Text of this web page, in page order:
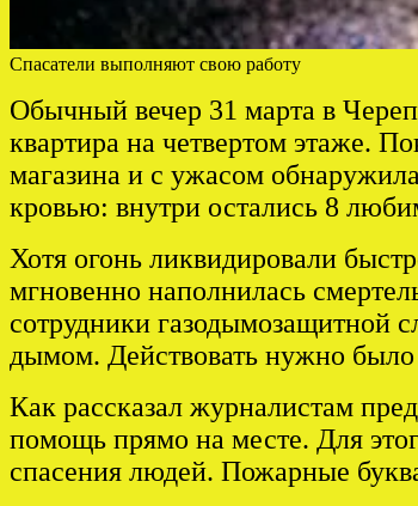
Спасатели выполняют свою работу
Обычный вечер 31 марта в
квартира на четвертом этаже.
магазина и с ужасом
кровью: внутри остались 8
Хотя огонь ликвидировали
мгновенно наполнилась
сотрудники газодымозащитной
дымом. Действовать нужно
Как рассказал журналистам
помощь прямо на месте. Для
спасения людей. Пожарные